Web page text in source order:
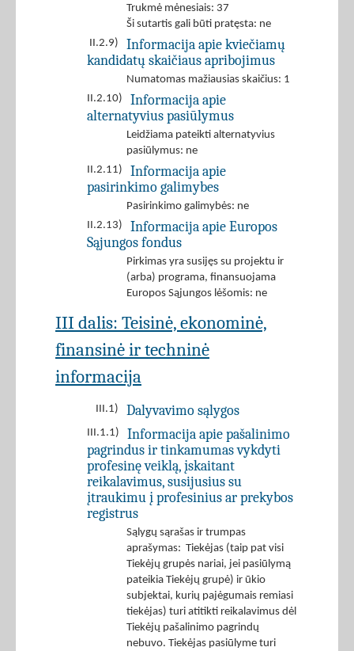
Trukmė mėnesiais: 37
Ši sutartis gali būti pratęsta: ne
II.2.9)
Informacija apie kviečiamų
kandidatų skaičiaus apribojimus
Numatomas mažiausias skaičius: 1
II.2.10)
Informacija apie
alternatyvius pasiūlymus
Leidžiama pateikti alternatyvius
pasiūlymus: ne
II.2.11)
Informacija apie
pasirinkimo galimybes
Pasirinkimo galimybės: ne
II.2.13)
Informacija apie Europos
Sąjungos fondus
Pirkimas yra susijęs su projektu ir
(arba) programa, finansuojama
Europos Sąjungos lėšomis: ne
III dalis: Teisinė, ekonominė,
finansinė ir techninė
informacija
III.1) Dalyvavimo sąlygos
III.1.1)
Informacija apie pašalinimo
pagrindus ir tinkamumas vykdyti
profesinę veiklą, įskaitant
reikalavimus, susijusius su
įtraukimu į profesinius ar prekybos
registrus
Sąlygų sąrašas ir trumpas
aprašymas: Tiekėjas (taip pat visi
Tiekėjų grupės nariai, jei pasiūlymą
pateikia Tiekėjų grupė) ir ūkio
subjektai, kurių pajėgumais remiasi
tiekėjas) turi atitikti reikalavimus dėl
Tiekėjų pašalinimo pagrindų
nebuvo. Tiekėjas pasiūlyme turi